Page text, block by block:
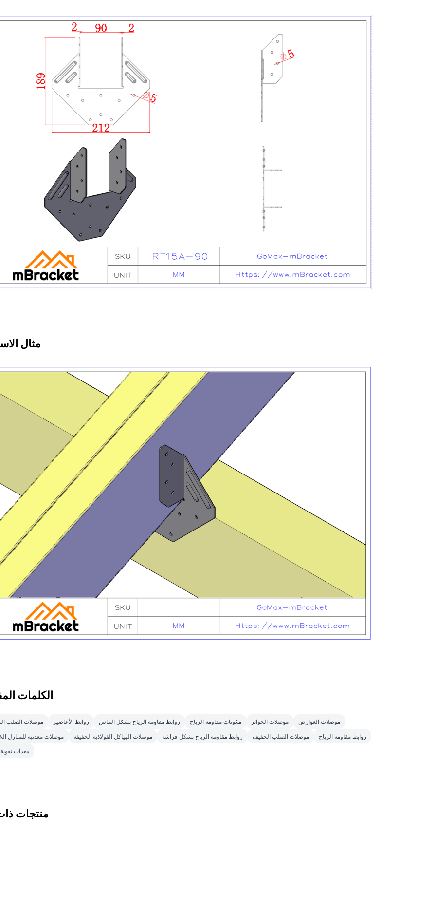
مثال
الكلمات
موصلات الصلب روابط الأعاصير روابط مقاومة الرياح بشكل الماس مكونات مقاومة الرياح موصلات الجوائز
موصلات العوارض
موصلات معدنية للمنازل
موصلات الهياكل الفولاذية الخفيفة روابط مقاومة الرياح بشكل فراشة موصلات الصلب الخفيف
روابط مقاومة الرياح
معدات تقوية
منتجات